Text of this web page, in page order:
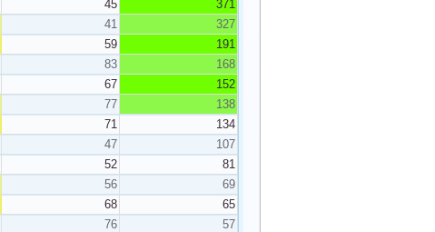
45
371
41
327
59
191
83
168
67
152
77
138
71
134
47
107
52
81
56
69
68
65
76
57